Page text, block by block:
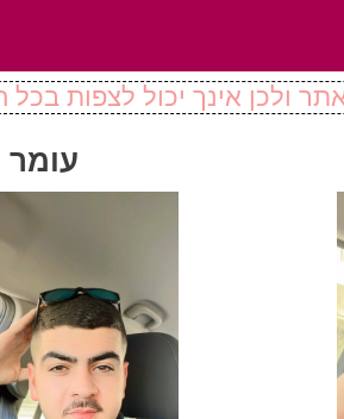
ולכן אינך יכול לצפות
עומר